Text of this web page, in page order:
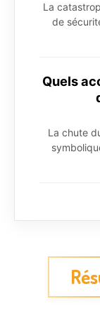
La
de
Quels
La chute